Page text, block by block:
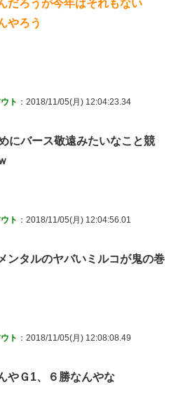
だろうが今年はそれもない
やろう
ト ：2018/11/05(月) 12:04:23.34
にバース敬遠みたいなこと競
ト ：2018/11/05(月) 12:04:56.01
ンタルのヤバいミルコが鬼の巻
ト ：2018/11/05(月) 12:08:08.49
やＧ1、６勝なんやな